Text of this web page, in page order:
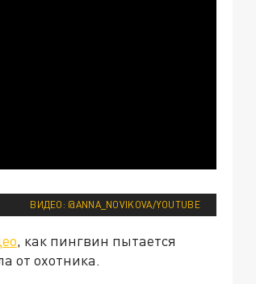
ВИДЕО: @ANNA_NOVIKOVA/YOUTUBE
, как пингвин пытается
от охотника.